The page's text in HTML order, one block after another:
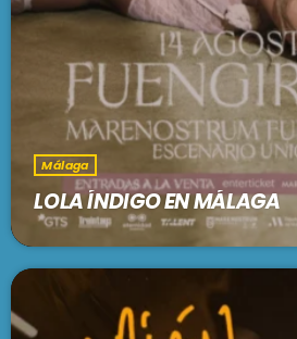
Málaga
LOLA ÍNDIGO EN MÁLAGA